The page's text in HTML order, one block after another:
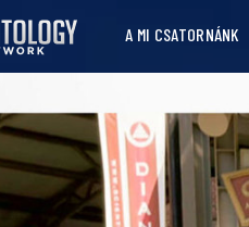
A MI CSATORNÁNK